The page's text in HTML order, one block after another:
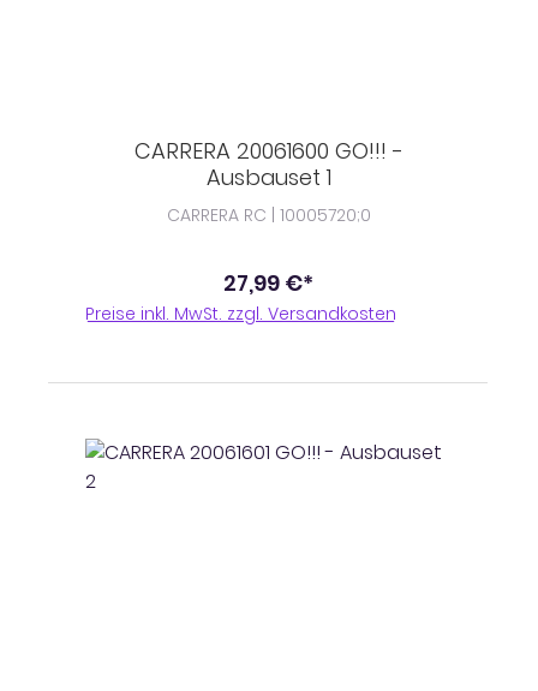
CARRERA 20061600 GO!!! -
Ausbauset 1
CARRERA RC | 10005720;0
27,99 €*
Preise inkl. MwSt. zzgl. Versandkosten